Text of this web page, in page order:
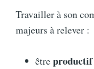
Travailler à son
majeurs à relever :
êtreproductif